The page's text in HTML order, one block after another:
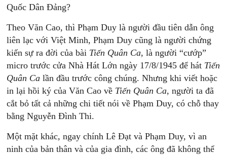
Quốc Dân Đảng?
Theo Văn Cao, thì Phạm Duy là người đầu tiên dẫn ông
liên lạc với Việt Minh, Phạm Duy cũng là người chứng
kiến sự ra đời của bài Tiến Quân Ca, là người “cướp”
micro trước cửa Nhà Hát Lớn ngày 17/8/1945 để hát Tiến
Quân Ca lần đầu trước công chúng. Nhưng khi viết hoặc
in lại hồi ký của Văn Cao về Tiến Quân Ca, người ta đã
cắt bỏ tất cả những chi tiết nói về Phạm Duy, có chỗ thay
bằng Nguyễn Đình Thi.
Một mặt khác, ngay chính Lê Đạt và Phạm Duy, vì an
ninh của bản thân và của gia đình, các ông đã không thể